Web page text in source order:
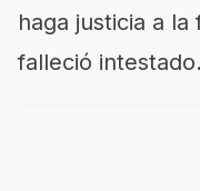
haga justicia a
falleció intestado.